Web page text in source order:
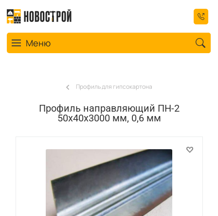
Toggle navigation
Меню
Профиль для гипсокартона
Профиль направляющий ПН-2
50x40x3000 мм, 0,6 мм